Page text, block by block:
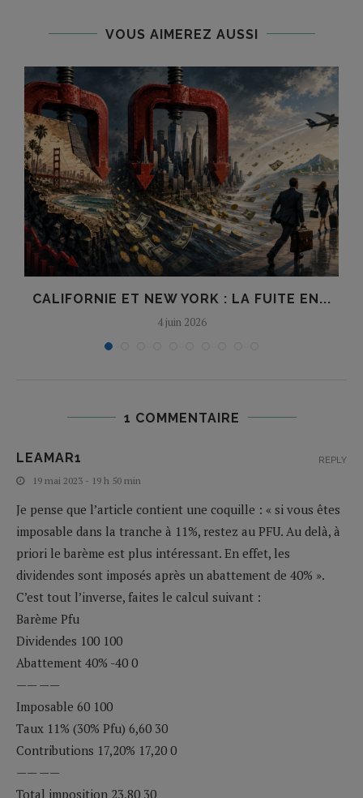
VOUS AIMEREZ AUSSI
CALIFORNIE ET NEW YORK : LA FUITE EN...
4 juin 2026
1 COMMENTAIRE
LEAMAR1
19 mai 2023 - 19 h 50 min
Je pense que l’article contient une coquille : « si vous êtes
imposable dans la tranche à 11%, restez au PFU. Au delà, à
priori le barème est plus intéressant. En effet, les
dividendes sont imposés après un abattement de 40% ».
C’est tout l’inverse, faites le calcul suivant :
Barème Pfu
Dividendes 100 100
Abattement 40% -40 0
—— ——
Imposable 60 100
Taux 11% (30% Pfu) 6,60 30
Contributions 17,20% 17,20 0
—— ——
Total imposition 23,80 30
REPLY